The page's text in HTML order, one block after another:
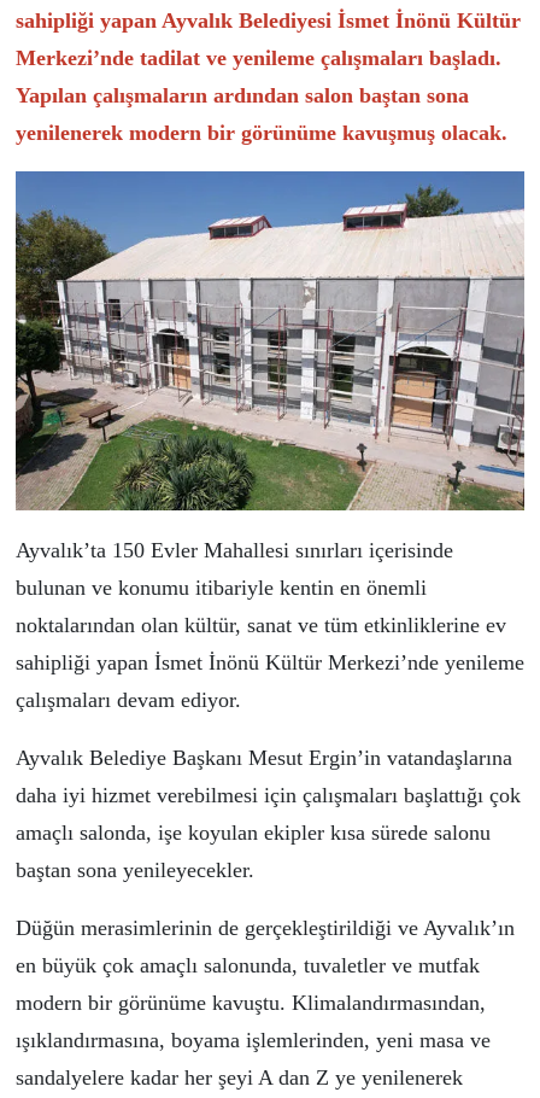
sahipliği yapan Ayvalık Belediyesi İsmet İnönü Kültür
Merkezi’nde tadilat ve yenileme çalışmaları başladı.
Yapılan çalışmaların ardından salon baştan sona
yenilenerek modern bir görünüme kavuşmuş olacak.
Ayvalık’ta 150 Evler Mahallesi sınırları içerisinde
bulunan ve konumu itibariyle kentin en önemli
noktalarından olan kültür, sanat ve tüm etkinliklerine ev
sahipliği yapan İsmet İnönü Kültür Merkezi’nde yenileme
çalışmaları devam ediyor.
Ayvalık Belediye Başkanı Mesut Ergin’in vatandaşlarına
daha iyi hizmet verebilmesi için çalışmaları başlattığı çok
amaçlı salonda, işe koyulan ekipler kısa sürede salonu
baştan sona yenileyecekler.
Düğün merasimlerinin de gerçekleştirildiği ve Ayvalık’ın
en büyük çok amaçlı salonunda, tuvaletler ve mutfak
modern bir görünüme kavuştu. Klimalandırmasından,
ışıklandırmasına, boyama işlemlerinden, yeni masa ve
sandalyelere kadar her şeyi A dan Z ye yenilenerek